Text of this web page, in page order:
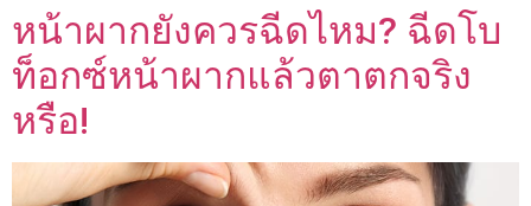
หน้าผากยังควรฉีดไหม? ฉีดโบ
ท็อกซ์หน้าผากแล้วตาตกจริง
หรือ!